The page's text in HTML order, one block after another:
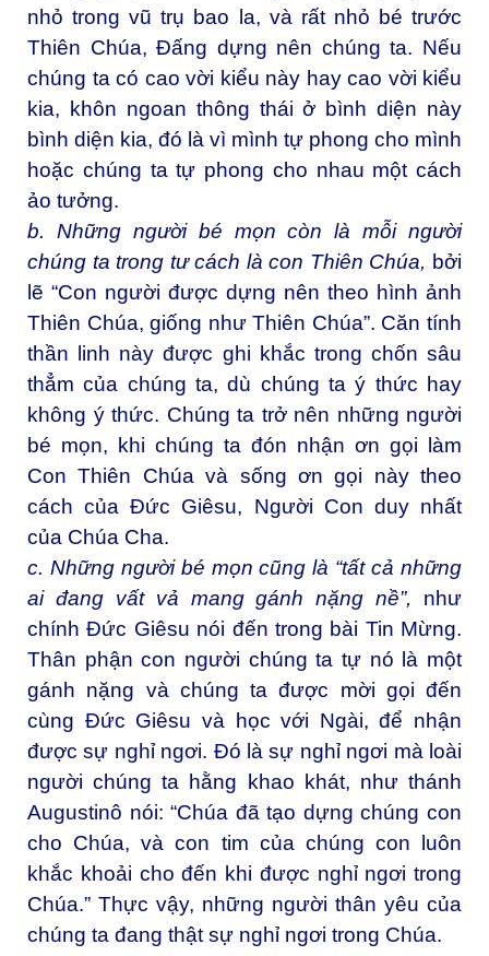
nhỏ trong vũ trụ bao la, và rất nhỏ bé trước
Thiên Chúa, Đấng dựng nên chúng ta. Nếu
chúng ta có cao vời kiểu này hay cao vời kiểu
kia, khôn ngoan thông thái ở bình diện này
bình diện kia, đó là vì mình tự phong cho mình
hoặc chúng ta tự phong cho nhau một cách
ảo tưởng.
b. Những người bé mọn còn là mỗi người
chúng ta trong tư cách là con Thiên Chúa, bởi
lẽ “Con người được dựng nên theo hình ảnh
Thiên Chúa, giống như Thiên Chúa”. Căn tính
thần linh này được ghi khắc trong chốn sâu
thẳm của chúng ta, dù chúng ta ý thức hay
không ý thức. Chúng ta trở nên những người
bé mọn, khi chúng ta đón nhận ơn gọi làm
Con Thiên Chúa và sống ơn gọi này theo
cách của Đức Giêsu, Người Con duy nhất
của Chúa Cha.
c. Những người bé mọn cũng là “tất cả những
ai đang vất vả mang gánh nặng nề”,
như
chính Đức Giêsu nói đến trong bài Tin Mừng.
Thân phận con người chúng ta tự nó là một
gánh nặng và chúng ta được mời gọi đến
cùng Đức Giêsu và học với Ngài, để nhận
được sự nghỉ ngơi. Đó là sự nghỉ ngơi mà loài
người chúng ta hằng khao khát, như thánh
Augustinô nói: “Chúa đã tạo dựng chúng con
cho Chúa, và con tim của chúng con luôn
khắc khoải cho đến khi được nghỉ ngơi trong
Chúa.” Thực vậy, những người thân yêu của
chúng ta đang thật sự nghỉ ngơi trong Chúa.